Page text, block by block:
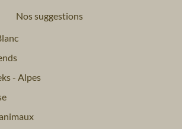
Nos suggestions
- Alpes